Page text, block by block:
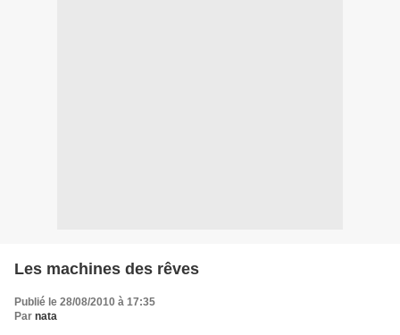
Les machines des rêves
Publié le 28/08/2010 à 17:35
Par nata